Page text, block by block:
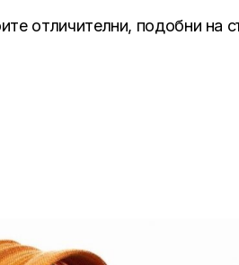
отличителни, подобни на